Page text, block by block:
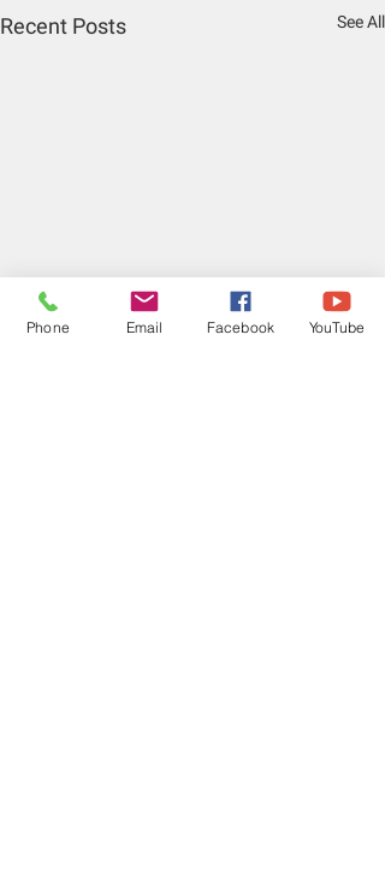
Recent Posts See All
Phone Email Facebook YouTube